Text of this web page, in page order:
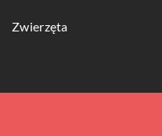
Zwierzęta